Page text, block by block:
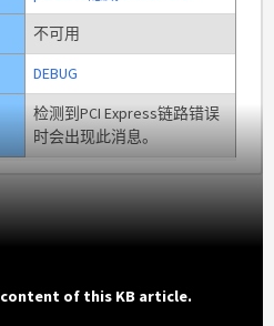
不可用
DEBUG
检测到PCI Express链路错误
时会出现此消息。
of this KB article.